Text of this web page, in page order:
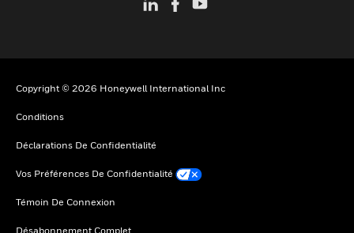
Copyright © 2026 Honeywell International Inc
Conditions
Déclarations De Confidentialité
Vos Préférences De Confidentialité
Témoin De Connexion
Désabonnement Complet